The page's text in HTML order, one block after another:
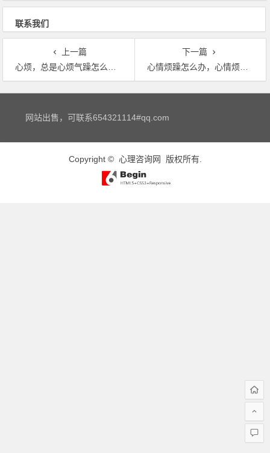
联系我们
上一篇
心烦，总是心烦气躁怎么办？
下一篇
心情烦躁怎么办，心情烦躁怎么办
文章导航
网站出售，可联系654321114#qq.com
Copyright © 心理咨询网 版权所有.